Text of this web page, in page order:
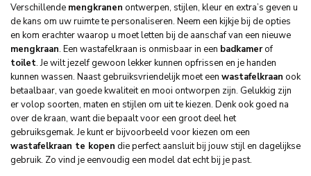
Verschillende mengkranen ontwerpen, stijlen, kleur en extra’s geven u
de kans om uw ruimte te personaliseren. Neem een kijkje bij de opties
en kom erachter waarop u moet letten bij de aanschaf van een nieuwe
mengkraan. Een wastafelkraan is onmisbaar in een badkamerof
toilet. Je wilt jezelf gewoon lekker kunnen opfrissen en je handen
kunnen wassen. Naast gebruiksvriendelijk moet een wastafelkraan ook
betaalbaar, van goede kwaliteit en mooi ontworpen zijn. Gelukkig zijn
er volop soorten, maten en stijlen om uit te kiezen. Denk ook goed na
over de kraan, want die bepaalt voor een groot deel het
gebruiksgemak. Je kunt er bijvoorbeeld voor kiezen om een
wastafelkraan te kopen die perfect aansluit bij jouw stijl en dagelijkse
gebruik. Zo vind je eenvoudig een model dat echt bij je past.